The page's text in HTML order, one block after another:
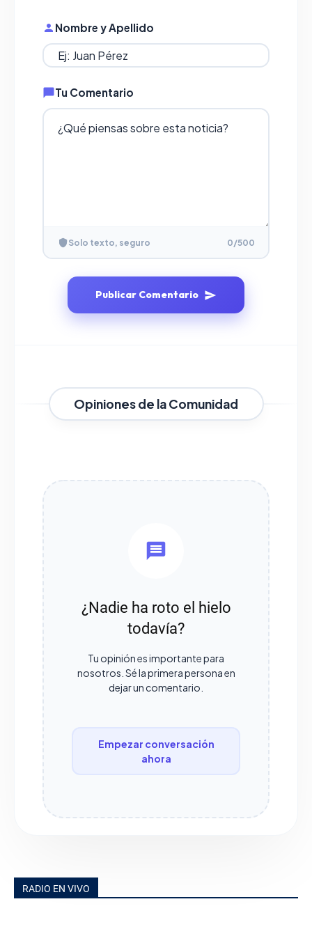
Nombre y Apellido
Tu Comentario
Solo texto, seguro 0/500
Publicar Comentario
Opiniones de la Comunidad
¿Nadie ha roto el hielo
todavía?
Tu opinión es importante para
nosotros. Sé la primera persona en
dejar un comentario.
Empezar conversación
ahora
RADIO EN VIVO